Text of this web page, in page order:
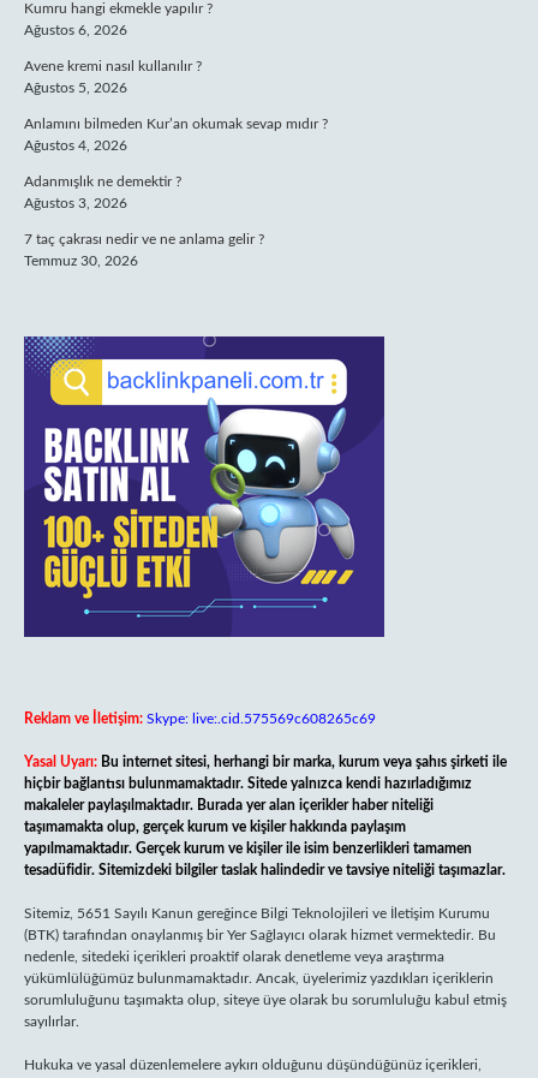
Kumru hangi ekmekle yapılır ?
Ağustos 6, 2026
Avene kremi nasıl kullanılır ?
Ağustos 5, 2026
Anlamını bilmeden Kur’an okumak sevap mıdır ?
Ağustos 4, 2026
Adanmışlık ne demektir ?
Ağustos 3, 2026
7 taç çakrası nedir ve ne anlama gelir ?
Temmuz 30, 2026
Reklam ve İletişim: Skype: live:.cid.575569c608265c69
Yasal Uyarı: Bu internet sitesi, herhangi bir marka, kurum veya şahıs şirketi ile
hiçbir bağlantısı bulunmamaktadır. Sitede yalnızca kendi hazırladığımız
makaleler paylaşılmaktadır. Burada yer alan içerikler haber niteliği
taşımamakta olup, gerçek kurum ve kişiler hakkında paylaşım
yapılmamaktadır. Gerçek kurum ve kişiler ile isim benzerlikleri tamamen
tesadüfidir. Sitemizdeki bilgiler taslak halindedir ve tavsiye niteliği taşımazlar.
Sitemiz, 5651 Sayılı Kanun gereğince Bilgi Teknolojileri ve İletişim Kurumu
(BTK) tarafından onaylanmış bir Yer Sağlayıcı olarak hizmet vermektedir. Bu
nedenle, sitedeki içerikleri proaktif olarak denetleme veya araştırma
yükümlülüğümüz bulunmamaktadır. Ancak, üyelerimiz yazdıkları içeriklerin
sorumluluğunu taşımakta olup, siteye üye olarak bu sorumluluğu kabul etmiş
sayılırlar.
Hukuka ve yasal düzenlemelere aykırı olduğunu düşündüğünüz içerikleri,